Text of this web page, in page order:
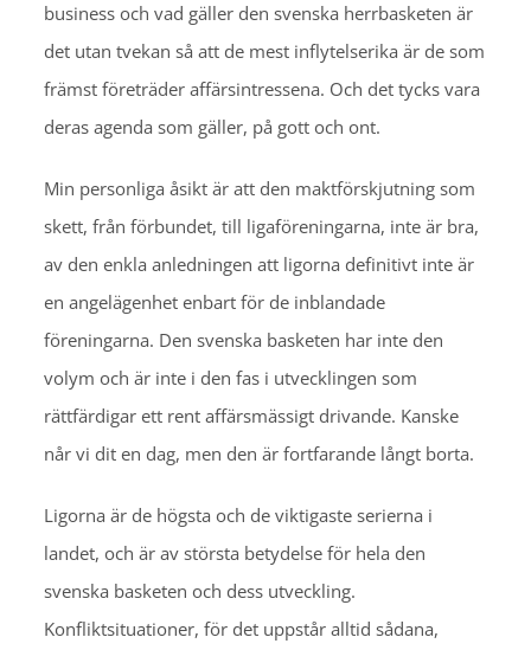
business och vad gäller den svenska herrbasketen är
det utan tvekan så att de mest inflytelserika är de som
främst företräder affärsintressena. Och det tycks vara
deras agenda som gäller, på gott och ont.
Min personliga åsikt är att den maktförskjutning som
skett, från förbundet, till ligaföreningarna, inte är bra,
av den enkla anledningen att ligorna definitivt inte är
en angelägenhet enbart för de inblandade
föreningarna. Den svenska basketen har inte den
volym och är inte i den fas i utvecklingen som
rättfärdigar ett rent affärsmässigt drivande. Kanske
når vi dit en dag, men den är fortfarande långt borta.
Ligorna är de högsta och de viktigaste serierna i
landet, och är av största betydelse för hela den
svenska basketen och dess utveckling.
Konfliktsituationer, för det uppstår alltid sådana,